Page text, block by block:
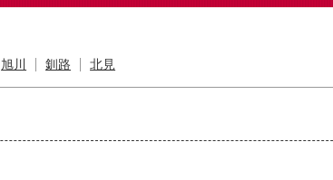
旭川 釧路 北見